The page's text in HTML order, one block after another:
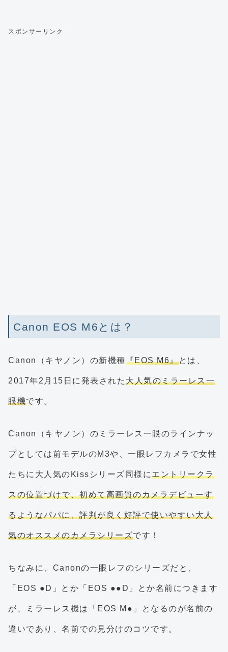
スポンサーリンク
Canon EOS M6とは？
Canon（キヤノン）の新機種『EOS M6』とは、
2017年2月15日に発表された大人気のミラーレス一
眼機です。
Canon（キヤノン）のミラーレス一眼のラインナッ
プとしては前モデルのM3や、一眼レフカメラで女性
たちに大人気のKissシリーズ同様にエントリークラ
スの位置づけで、初めて高画質のカメラデビューす
るようなパパに、評判が良く好評で使いやすい大人
気のオススメのカメラシリーズです！
ちなみに、Canonの一眼レフのシリーズだと、
「EOS ●D」とか「EOS ●●D」とか名前につきます
が、ミラーレス機は「EOS M●」となるのが名前の
違いであり、名前での見分けのコツです。